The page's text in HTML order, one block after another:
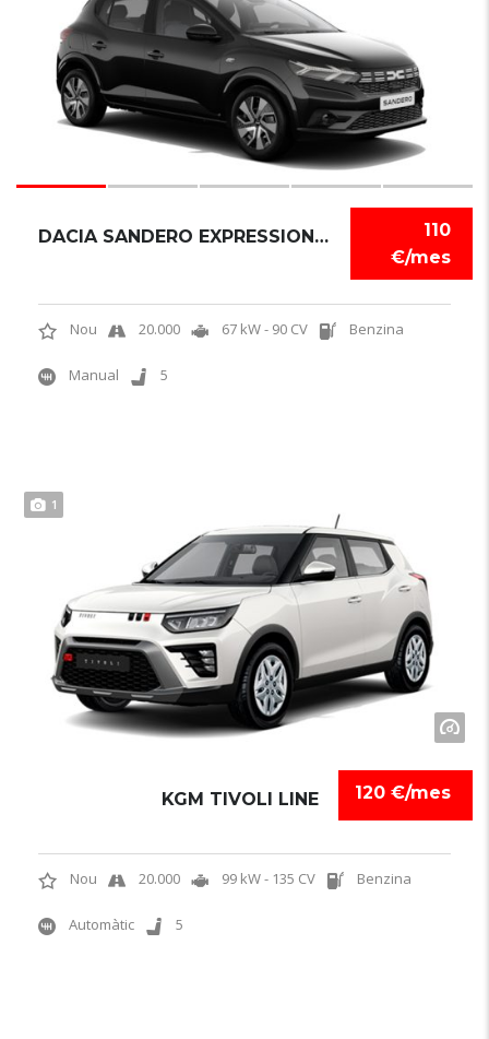
110
€/mes
DACIA SANDERO EXPRESSION TCE
Nou 20.000 67 kW - 90 CV Benzina
Manual 5
1
120 €/mes
KGM TIVOLI LINE
Nou 20.000 99 kW - 135 CV Benzina
Automàtic 5